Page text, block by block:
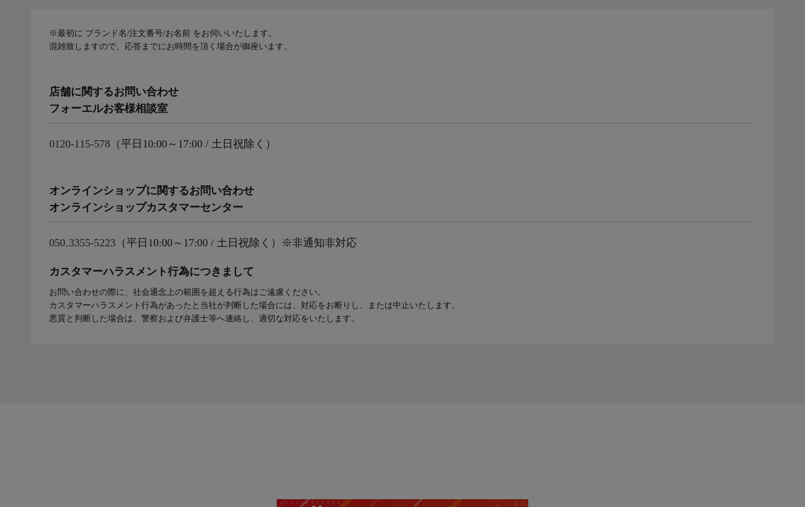
※最初に ブランド名/注文番号/お名前 をお伺いいたします。
混雑致しますので、応答までにお時間を頂く場合が御座います。
店舗に関するお問い合わせ
フォーエルお客様相談室
0120-115-578 （平日10:00～17:00 / 土日祝除く）
オンラインショップに関するお問い合わせ
オンラインショップカスタマーセンター
050₋3355-5223 （平日10:00～17:00 / 土日祝除く）※非通知非対応
カスタマーハラスメント行為につきまして
お問い合わせの際に、社会通念上の範囲を超える行為はご遠慮ください。
カスタマーハラスメント行為があったと当社が判断した場合には、対応をお断りし、または中止いたします。
悪質と判断した場合は、警察および弁護士等へ連絡し、適切な対応をいたします。